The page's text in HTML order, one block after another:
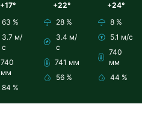
+17°
63 %
3.7 м/
с
740
мм
84 %
+22°
28 %
3.4 м/
с
741 мм
56 %
+24°
8 %
5.1 м/с
740
мм
44 %